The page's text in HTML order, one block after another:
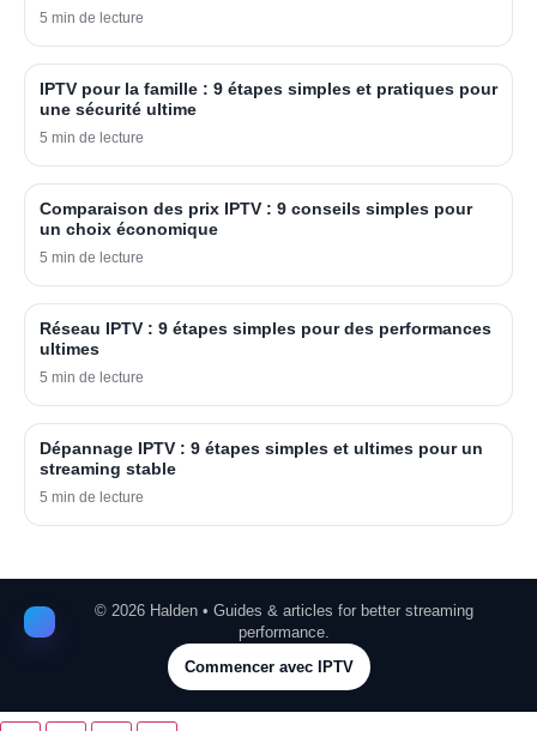
5 min de lecture
IPTV pour la famille : 9 étapes simples et pratiques pour
une sécurité ultime
5 min de lecture
Comparaison des prix IPTV : 9 conseils simples pour
un choix économique
5 min de lecture
Réseau IPTV : 9 étapes simples pour des performances
ultimes
5 min de lecture
Dépannage IPTV : 9 étapes simples et ultimes pour un
streaming stable
5 min de lecture
© 2026 Halden • Guides & articles for better streaming
performance.
Commencer avec IPTV